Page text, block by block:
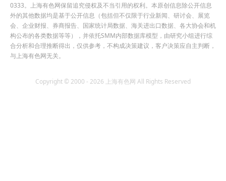
0333。上海有色网保留追究侵权及不当引用的权利。本原创信息除公开信息
外的其他数据均是基于公开信息（包括但不仅限于行业新闻、研讨会、展览
会、企业财报、券商报告、国家统计局数据、海关进出口数据、各大协会和机
构公布的各类数据等等），并依托SMM内部数据库模型，由研究小组进行综
合分析和合理推断得出，仅供参考，不构成决策建议，客户决策应自主判断，
与上海有色网无关。
Copyright © 2000 - 2026 上海有色网 All Rights Reserved